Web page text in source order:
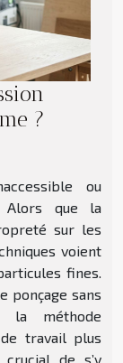
?
ou
Alors que la
sur les
voient
fines.
ponçage sans
la méthode
travail plus
de s’y